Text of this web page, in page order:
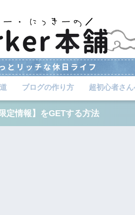
ブログの作り方 超初心者さん
定情報】をGETする方法